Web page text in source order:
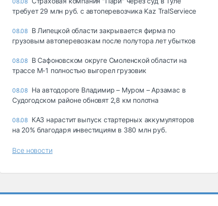
требует 29 млн руб. с автоперевозчика Kaz TralServiece
08.08 В Липецкой области закрывается фирма по
грузовым автоперевозкам после полутора лет убытков
08.08 В Сафоновском округе Смоленской области на
трассе М-1 полностью выгорел грузовик
08.08 На автодороге Владимир – Муром – Арзамас в
Судогодском районе обновят 2,8 км полотна
08.08 КАЗ нарастит выпуск стартерных аккумуляторов
на 20% благодаря инвестициям в 380 млн руб.
Все новости